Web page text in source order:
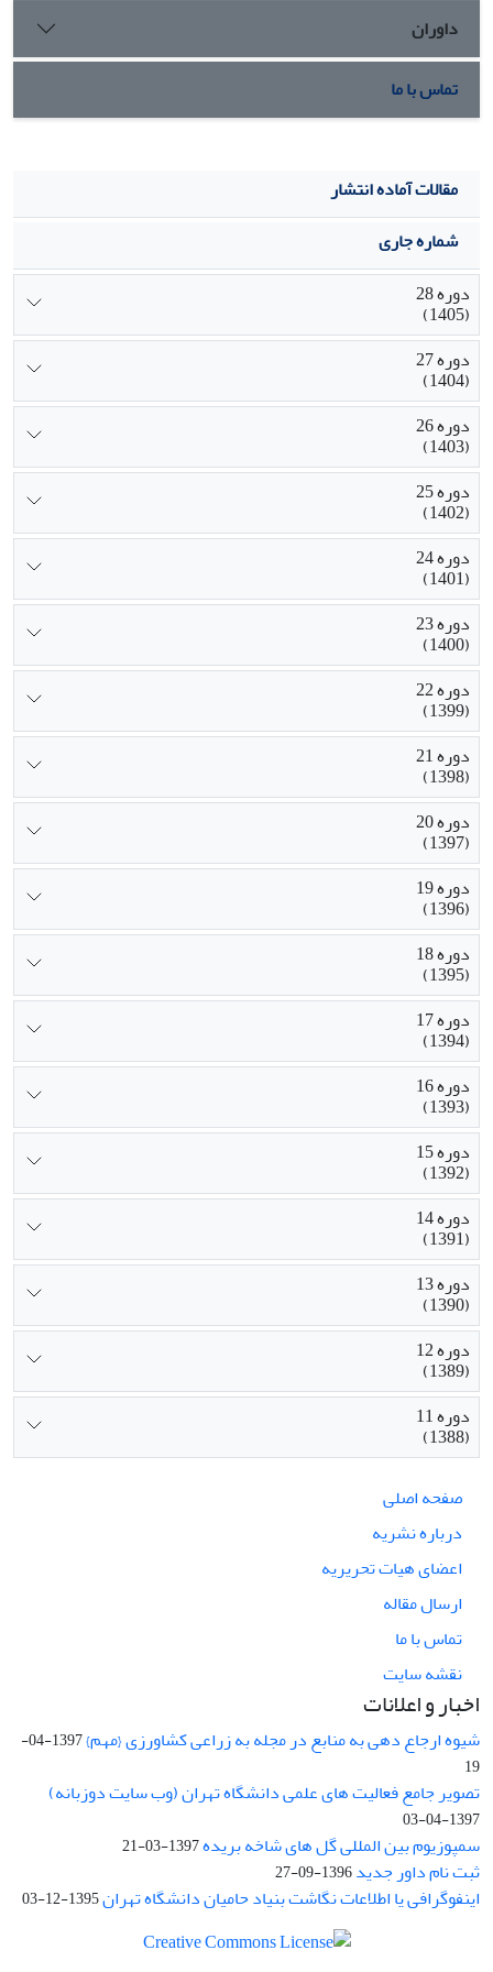
داوران
تماس با ما
مقالات آماده انتشار
شماره جاری
دوره 28
(1405)
دوره 27
(1404)
دوره 26
(1403)
دوره 25
(1402)
دوره 24
(1401)
دوره 23
(1400)
دوره 22
(1399)
دوره 21
(1398)
دوره 20
(1397)
دوره 19
(1396)
دوره 18
(1395)
دوره 17
(1394)
دوره 16
(1393)
دوره 15
(1392)
دوره 14
(1391)
دوره 13
(1390)
دوره 12
(1389)
دوره 11
(1388)
صفحه اصلی
درباره نشریه
اعضای هیات تحریریه
ارسال مقاله
تماس با ما
نقشه سایت
اخبار و اعلانات
شیوه ارجاع دهی به منابع در مجله به زراعی کشاورزی {مهم}
1397-04-
19
تصویر جامع فعالیت های علمی دانشگاه تهران (وب سایت دوزبانه)
1397-04-03
سمپوزیوم بین المللی گل های شاخه بریده1397-03-21
ثبت نام داور جدید1396-09-27
اینفوگرافی یا اطلاعات نگاشت بنیاد حامیان دانشگاه تهران1395-12-03